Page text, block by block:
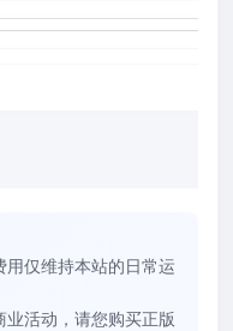
仅维持本站的日常运
活动，请您购买正版